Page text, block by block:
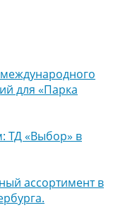
для «Парка
ТД «Выбор» в
ассортимент в